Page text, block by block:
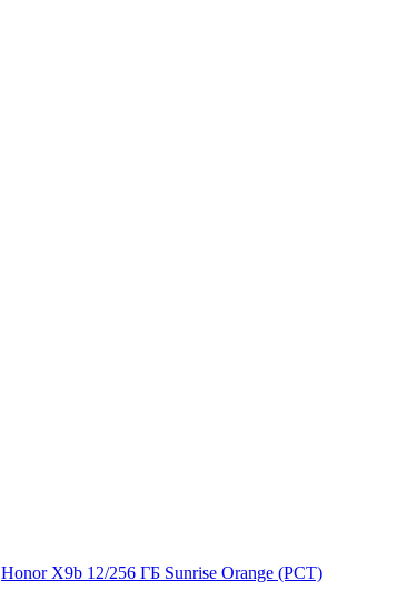
Honor X9b 12/256 ГБ Sunrise Orange (РСТ)